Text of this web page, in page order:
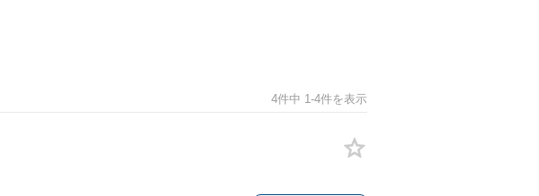
4件中 1-4件を表示